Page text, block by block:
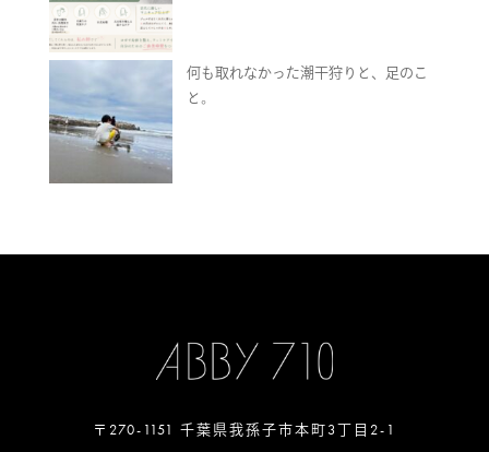
何も取れなかった潮干狩りと、足のこ
と。
〒270-1151 千葉県我孫子市本町3丁目2-1